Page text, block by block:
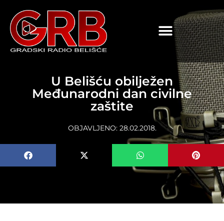
U Belišću obilježen
Međunarodni dan civilne
zaštite
OBJAVLJENO: 28.02.2018.